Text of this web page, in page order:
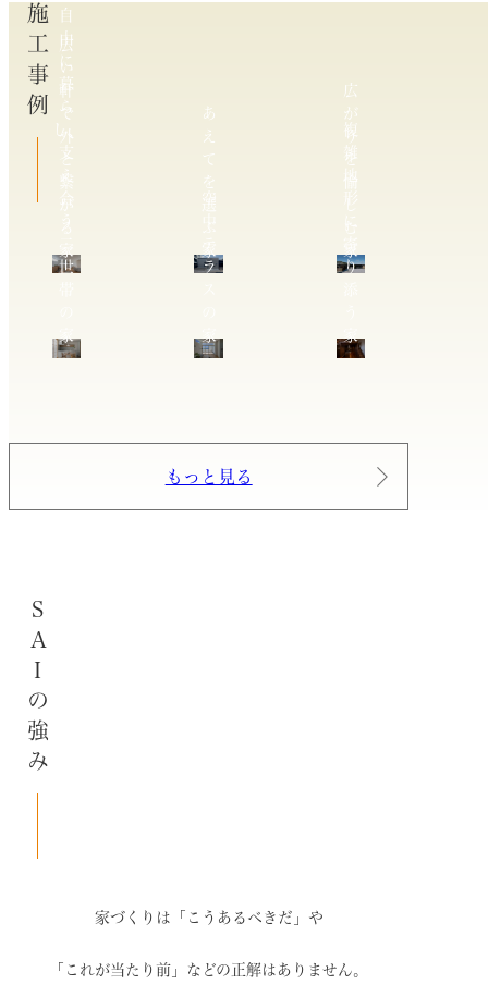
施工事例
広
い
軒
で
外
と
繋
が
る
あ
え
て
を
選
広
が
り
を
愉
し
自
由
に
暮
ら
し、
支
え
合
う
世
家
空
ラ
家
複
雑
地
形
り
家
もっと見る
SAIの強み
家づくりは「こうあるべきだ」や
「これが当たり前」などの正解はありません。